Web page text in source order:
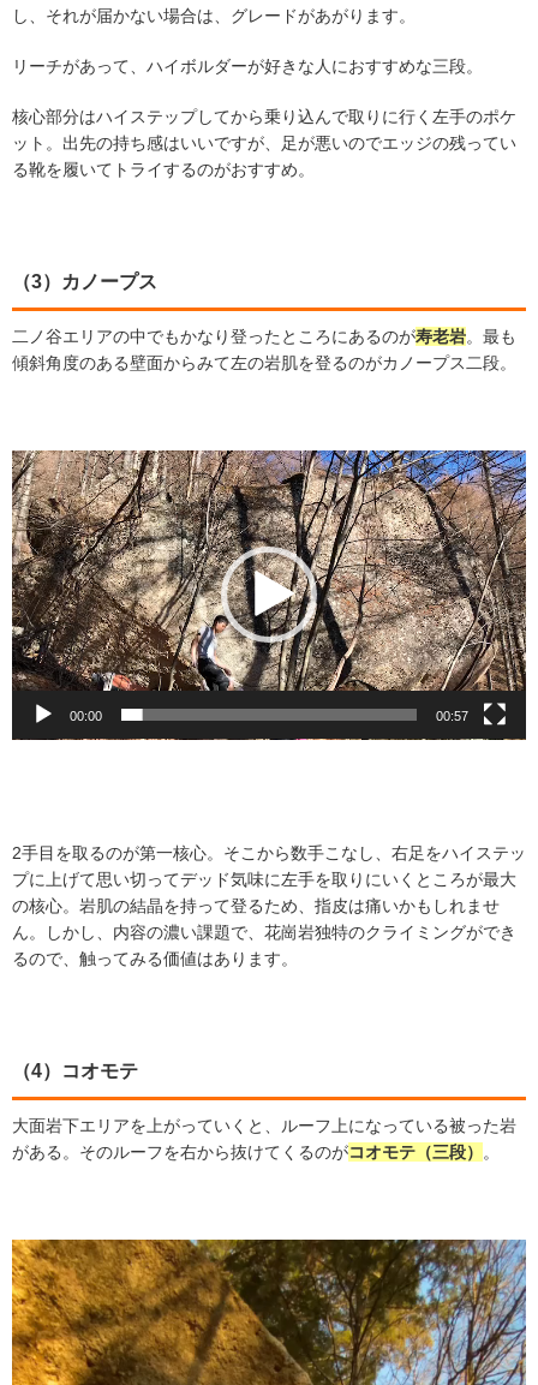
し、それが届かない場合は、グレードがあがります。
リーチがあって、ハイボルダーが好きな人におすすめな三段。
核心部分はハイステップしてから乗り込んで取りに行く左手のポケ
ット。出先の持ち感はいいですが、足が悪いのでエッジの残ってい
る靴を履いてトライするのがおすすめ。
（3）カノープス
二ノ谷エリアの中でもかなり登ったところにあるのが寿老岩。最も
傾斜角度のある壁面からみて左の岩肌を登るのがカノープス二段。
動
画
プ
レ
ー
ヤ
ー
00:00 00:57
2手目を取るのが第一核心。そこから数手こなし、右足をハイステッ
プに上げて思い切ってデッド気味に左手を取りにいくところが最大
の核心。岩肌の結晶を持って登るため、指皮は痛いかもしれませ
ん。しかし、内容の濃い課題で、花崗岩独特のクライミングができ
るので、触ってみる価値はあります。
（4）コオモテ
大面岩下エリアを上がっていくと、ルーフ上になっている被った岩
がある。そのルーフを右から抜けてくるのがコオモテ（三段） 。
動
画
プ
レ
ー